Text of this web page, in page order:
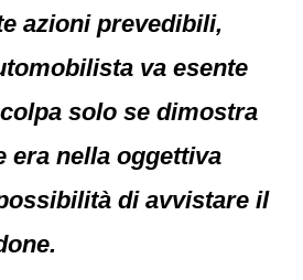
azioni prevedibili,
va esente
solo se dimostra
era nella oggettiva
di avvistare il